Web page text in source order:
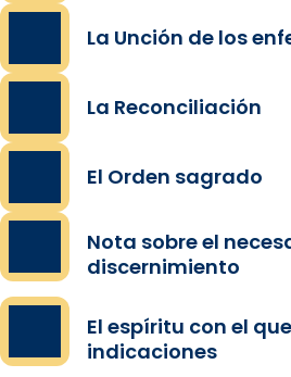
La Unción de los
La Reconciliación
El Orden sagrado
Nota sobre el
discernimiento
El espíritu con el
indicaciones